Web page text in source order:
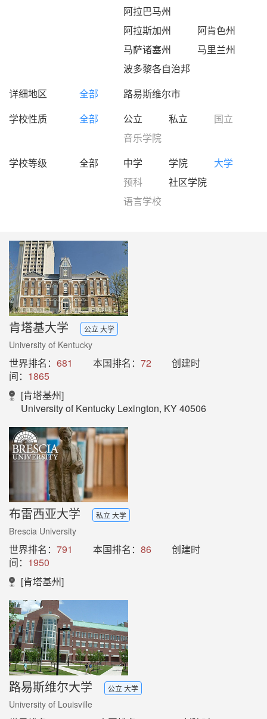
阿拉巴马州
阿拉斯加州
阿肯色州
马萨诸塞州
马里兰州
波多黎各自治邦
详细地区
全部
路易斯维尔市
学校性质
全部 公立 私立
国立
音乐学院
学校等级
全部 中学 学院
大学
预科
社区学院
语言学校
肯塔基大学 公立 大学
University of Kentucky
世界排名： 681 本国排名： 72
创建时
间： 1865
[肯塔基州]
University of Kentucky Lexington, KY 40506
布雷西亚大学 私立 大学
Brescia University
世界排名： 791 本国排名： 86
创建时
间： 1950
[肯塔基州]
路易斯维尔大学 公立 大学
University of Louisville